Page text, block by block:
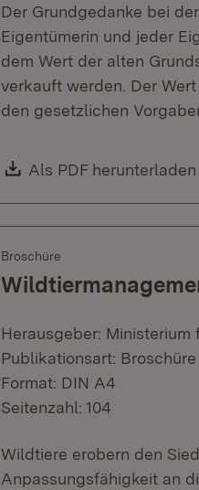
Der Grundgedanke bei
Eigentümerin und jeder
dem Wert der alten
verkauft werden. Der
den gesetzlichen
Download:
Als PDF herunterladen
Broschüre
Herausgeber:
Publikationsart: Broschüre
Format: DIN A4
Seitenzahl: 104
Wildtiere erobern den
Anpassungsfähigkeit an